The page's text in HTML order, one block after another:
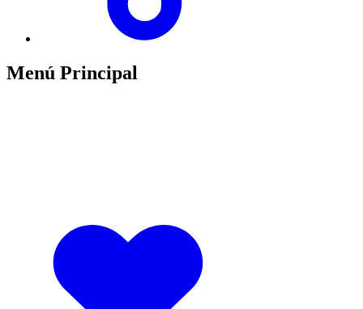
Menú Principal